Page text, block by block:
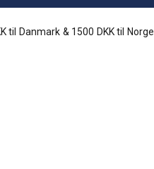
til Danmark & 1500 DKK til Norge